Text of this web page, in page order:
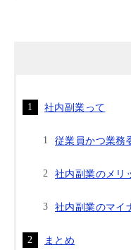
社内副業って
従業員かつ業務
社内副業のメリ
社内副業のマイ
まとめ